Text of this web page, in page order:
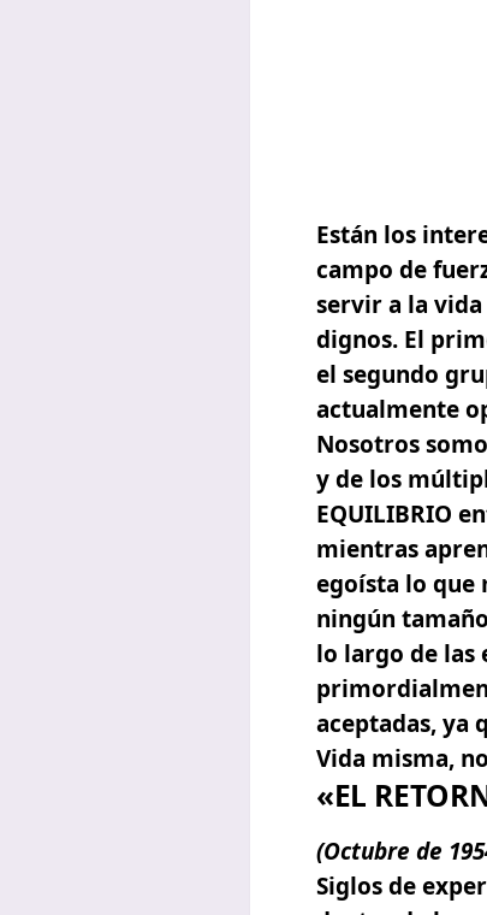
Están los
campo de
servir a la
dignos. El
el segundo
actualmente
Nosotros
y de los
EQUILIBRIO
mientras
egoísta lo que
ningún
lo largo de las
aceptadas, ya
Vida misma,
«EL
(Octubre de
Siglos de